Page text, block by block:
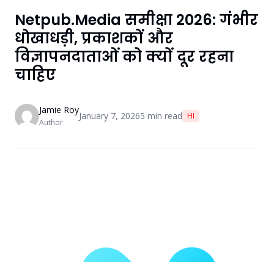
Netpub.Media समीक्षा 2026: गंभीर
धोखाधड़ी, प्रकाशकों और
विज्ञापनदाताओं को क्यों दूर रहना
चाहिए
Jamie Roy
Author
January 7, 20265 min read HI